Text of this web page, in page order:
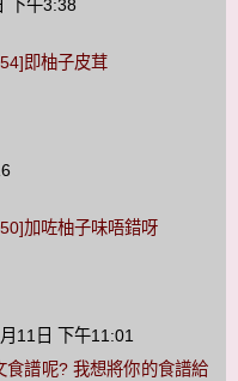
下午3:38
即柚子皮茸
加咗柚子味唔錯呀
11日 下午11:01
譜呢? 我想將你的食譜給